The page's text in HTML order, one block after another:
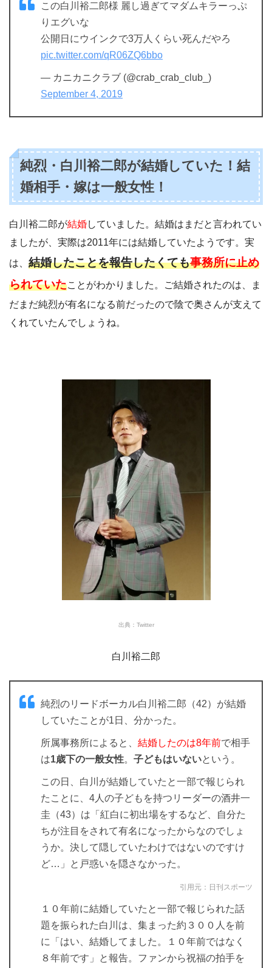
この白川裕二郎様 麗し過ぎてマダムキラーっぷ
りエグいな
公開日にウインクで3万人くらい死んだやろ
pic.twitter.com/qR06ZQ6bbo
— カニカニクラブ (@crab_crab_club_)
September 4, 2019
純烈・白川裕二郎が結婚していた！結
婚相手・嫁は一般女性！
白川裕二郎が結婚していました。結婚はまだと言われてい
ましたが、実際は2011年には結婚していたようです。実
は、 結婚したことを報告したくても事務所に止め
られていたことがわかりました。ご結婚されたのは、ま
だまだ純烈が有名になる前だったので陰で奥さんが支えて
くれていたんでしょうね。
出典：Twitter
白川裕二郎
純烈のリードボーカル白川裕二郎（42）が結婚
していたことが1日、分かった。
所属事務所によると、 結婚したのは8年前で相手
は1歳下の一般女性。 子どもはいないという。
この日、白川が結婚していたと一部で報じられ
たことに、4人の子どもを持つリーダーの酒井一
圭（43）は「紅白に初出場をするなど、自分た
ちが注目をされて有名になったからなのでしょ
うか。決して隠していたわけではないのですけ
ど…」と戸惑いを隠さなかった。
引用元：日刊スポーツ
１０年前に結婚していたと一部で報じられた話
題を振られた白川は、集まった約３００人を前
に「はい、結婚してました。１０年前ではなく
８年前です」と報告。ファンから祝福の拍手を